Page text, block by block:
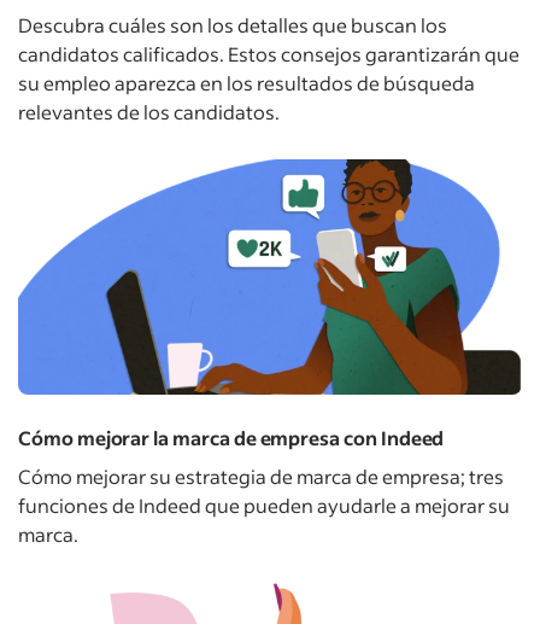
Descubra cuáles son los detalles que buscan los
candidatos calificados. Estos consejos garantizarán que
su empleo aparezca en los resultados de búsqueda
relevantes de los candidatos.
Cómo mejorar la marca de empresa con Indeed
Cómo mejorar su estrategia de marca de empresa; tres
funciones de Indeed que pueden ayudarle a mejorar su
marca.